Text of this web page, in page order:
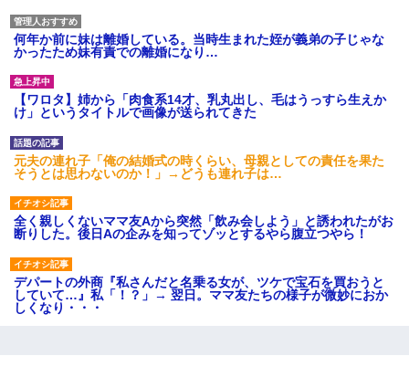
何年か前に妹は離婚している。当時生まれた姪が義弟の子じゃな
かったため妹有責での離婚になり…
【ワロタ】姉から「肉食系14才、乳丸出し、毛はうっすら生えか
け」というタイトルで画像が送られてきた
元夫の連れ子「俺の結婚式の時くらい、母親としての責任を果た
そうとは思わないのか！」→どうも連れ子は…
全く親しくないママ友Aから突然「飲み会しよう」と誘われたがお
断りした。後日Aの企みを知ってゾッとするやら腹立つやら！
デパートの外商『私さんだと名乗る女が、ツケで宝石を買おうと
していて…』私「！？」→ 翌日。ママ友たちの様子が微妙におか
しくなり・・・